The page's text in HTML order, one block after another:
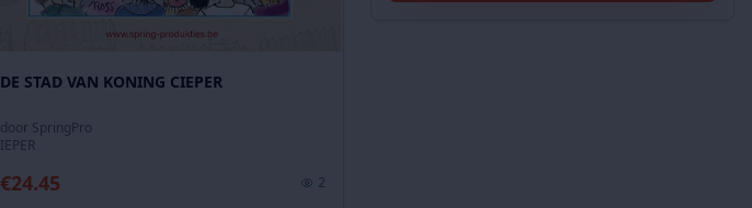
DE STAD VAN KONING CIEPER
door SpringPro
IEPER
€24.45 2